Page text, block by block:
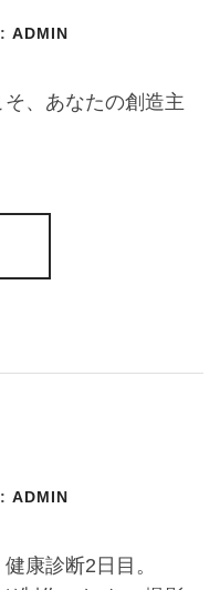
ADMIN
、あなたの創造主
ADMIN
健康診断2日目。